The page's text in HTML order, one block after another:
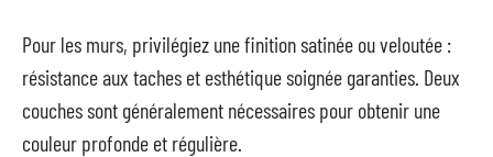
Pour les murs, privilégiez une finition satinée ou veloutée :
résistance aux taches et esthétique soignée garanties. Deux
couches sont généralement nécessaires pour obtenir une
couleur profonde et régulière.